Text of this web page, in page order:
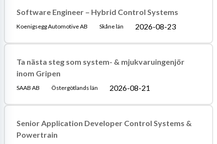
Software Engineer – Hybrid Control Systems
Koenigsegg Automotive AB Skåne län 2026-08-23
Ta nästa steg som system- & mjukvaruingenjör
inom Gripen
SAAB AB Östergötlands län 2026-08-21
Senior Application Developer Control Systems &
Powertrain